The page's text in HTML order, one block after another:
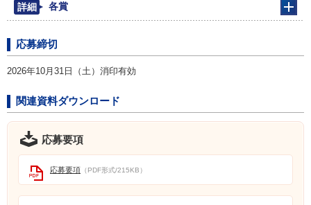
詳細 各賞
応募締切
2026年10月31日（土）消印有効
関連資料ダウンロード
応募要項
応募要項 （PDF形式/215KB）